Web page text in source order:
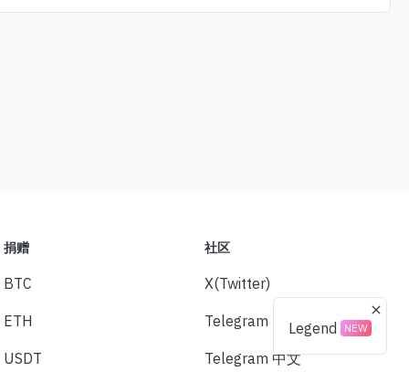
Legend NEW
捐赠
BTC
ETH
USDT
社区
X(Twitter)
Telegram
Telegram 中文